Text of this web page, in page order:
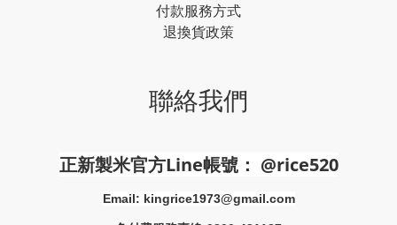
付款服務方式
退換貨政策
聯絡我們
正新製米官方Line帳號： @rice520
Email: kingrice1973@gmail.com